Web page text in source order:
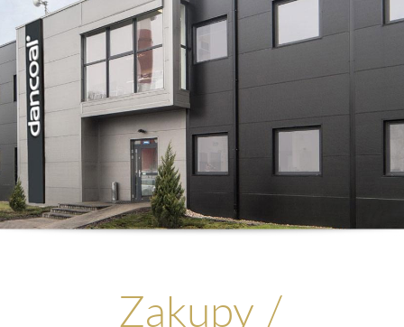
Fundusze Europejskie
Odpowiedzialny biznes
Partnerstwo
Kontakt
Zakupy /